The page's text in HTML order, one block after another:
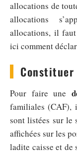
allocations de
allocations
allocations, il faut
ici comment
Constituer
Pour faire une
familiales (CAF),
sont listées sur le
affichées sur les
ladite caisse et de